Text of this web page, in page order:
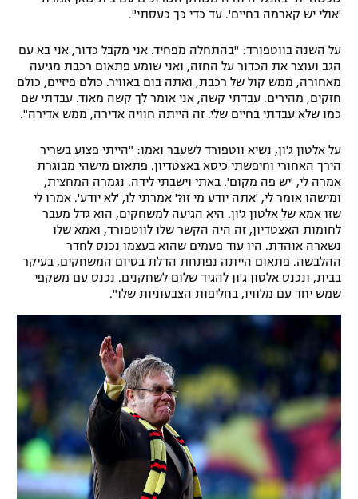
'אולי יש קארמה בחיים'. עד כדי כך כעסתי".
על השנה בווטפורד: "בהתחלה מפחיד. אני מקבל כדור, אני בא עם
הגב ועוצר את הכדור על החזה, ואני שומע פתאום רכבת מגיעה
מאחורה, ממש קול של רכבת, ואתה בום באוויר. כולם פיזיים, כולם
חזקים, מהירים. עבדתי קשה, אני אומר לך קשה מאוד. עבדתי שם
כמו שלא עבדתי בחיים שלי. זה הייתה חוויה אדירה, ממש אדירה".
על אלטון ג'ון, נשיא ווטפורד לשעבר ואמו: "הייתי פצוע בשריר
הירך האחורי וחיפשתי כיסא באצטדיון. פתאום מישהי מבוגרת
אמרה לי, 'יש פה מקום'. באתי וישבתי לידה. נגמרה המחצית,
ומישהו אומר לי, 'אתה יודע מי זו?' אמרתי לו, 'לא יודע'. אמרו לי
שזו אמא של אלטון ג'ון. היא הגיעה למשחקים, הוא גדל מעבר
לחומות האצטדיון, זה היה הקשר שלו לווטפורד, ואמא שלו
נשארה אוהדת. היו עוד פעמים שהוא בעצמו נכנס לחדר
ההלבשה. פתאום הייתה נפתחת הדלת בסיום המשחקים, בעיקר
בבית, ונכנס אלטון ג'ון להגיד שלום לשחקנים. נכנס עם משקפי
שמש יחד עם מלוויו, בחליפות הצבעוניות שלו".